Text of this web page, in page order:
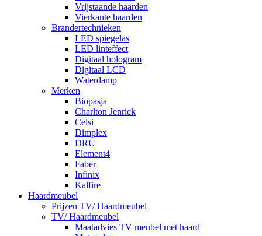
Vrijstaande haarden
Vierkante haarden
Brandertechnieken
LED spiegelas
LED linteffect
Digitaal hologram
Digitaal LCD
Waterdamp
Merken
Biopasja
Charlton Jenrick
Celsi
Dimplex
DRU
Element4
Faber
Infinix
Kalfire
Haardmeubel
Prijzen TV/ Haardmeubel
TV/ Haardmeubel
Maatadvies TV meubel met haard